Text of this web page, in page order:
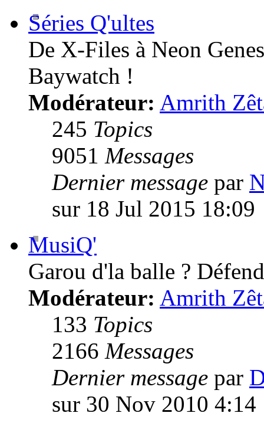
Séries Q'ultes
De X-Files à Neon
Baywatch !
Modérateur: Amrith
245 Topics
9051 Messages
Dernier message par
sur 18 Jul 2015 18:09
MusiQ'
Garou d'la balle ?
Modérateur: Amrith
133 Topics
2166 Messages
Dernier message par
sur 30 Nov 2010 4:14